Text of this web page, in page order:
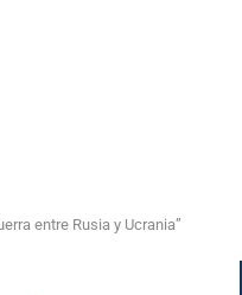
entre Rusia y Ucrania”